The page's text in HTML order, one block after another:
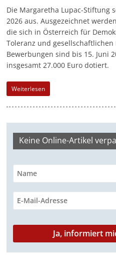
a
l
-
M
a
e
Die Margaretha Lupac-Stiftung
2026 aus. Ausgezeichnet
die sich in Österreich für
Toleranz und gesellschaftlichen
Bewerbungen sind bis 15. Juni
insgesamt 27.000 Euro dotiert.
Weiterlesen
Keine Online-Artikel